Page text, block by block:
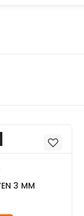
3 MM